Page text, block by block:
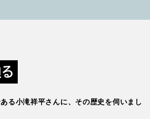
る小滝祥平さんに、その歴史を伺いまし